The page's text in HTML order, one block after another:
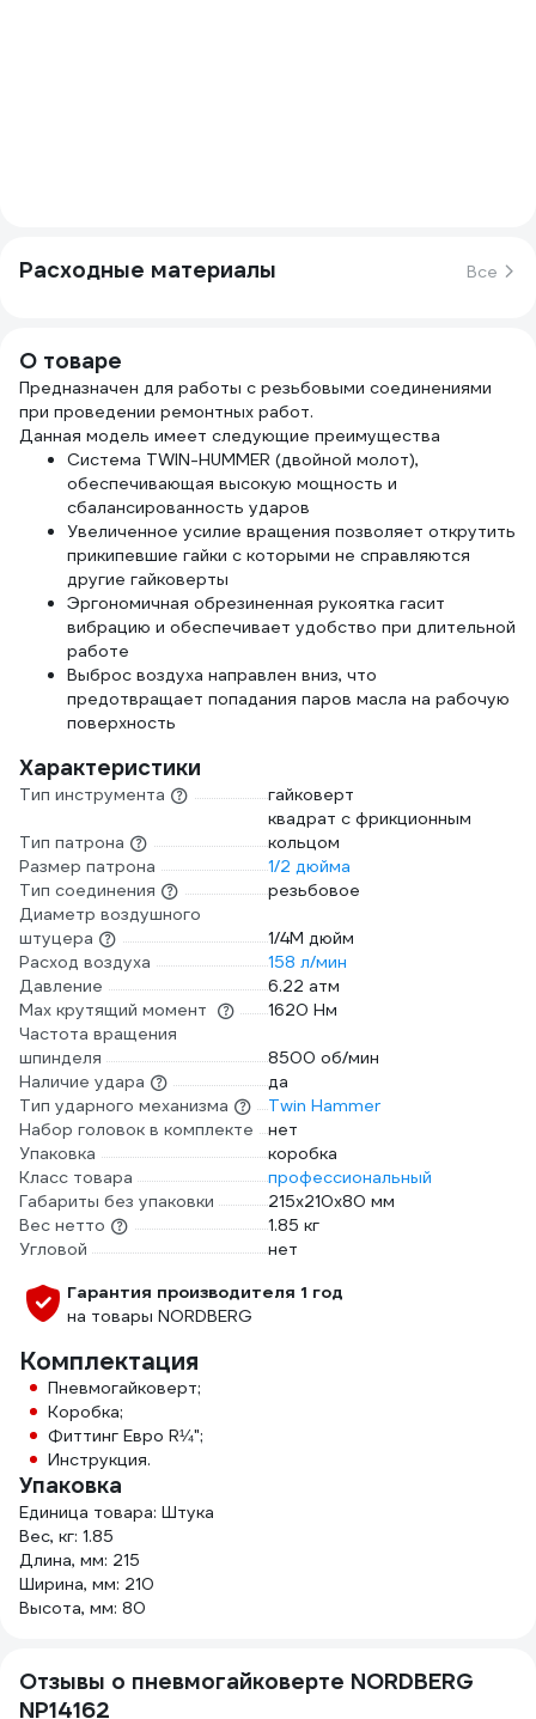
Расходные материалы Все
О товаре
Предназначен для работы с резьбовыми соединениями
при проведении ремонтных работ.
Данная модель имеет следующие преимущества
Система TWIN-HUMMER (двойной молот),
обеспечивающая высокую мощность и
сбалансированность ударов
Увеличенное усилие вращения позволяет открутить
прикипевшие гайки с которыми не справляются
другие гайковерты
Эргономичная обрезиненная рукоятка гасит
вибрацию и обеспечивает удобство при длительной
работе
Выброс воздуха направлен вниз, что
предотвращает попадания паров масла на рабочую
поверхность
Характеристики
Тип инструмента гайковерт
Тип патрона
квадрат с фрикционным
кольцом
Размер патрона
1/2 дюйма
Тип соединения
резьбовое
Диаметр воздушного
штуцера
1/4М дюйм
Расход воздуха
158 л/мин
Давление
6.22 атм
Max крутящий момент
1620 Нм
Частота вращения
шпинделя
8500 об/мин
Наличие удара
да
Тип ударного механизма
Twin Hammer
Набор головок в комплекте
нет
Упаковка
коробка
Класс товара
профессиональный
Габариты без упаковки
215х210х80 мм
Вес нетто
1.85 кг
Угловой
нет
Гарантия производителя 1 год
на товары NORDBERG
Комплектация
Пневмогайковерт;
Коробка;
Фиттинг Евро R¼";
Инструкция.
Упаковка
Единица товара: Штука
Вес, кг: 1.85
Длина, мм: 215
Ширина, мм: 210
Высота, мм: 80
Отзывы о пневмогайковерте NORDBERG
NP14162